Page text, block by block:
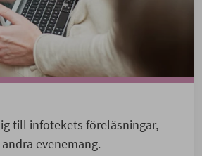
till infotekets föreläsningar,
evenemang.